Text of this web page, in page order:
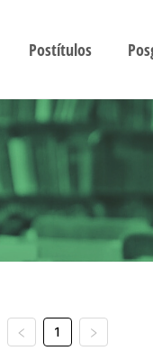
Postítulos
1